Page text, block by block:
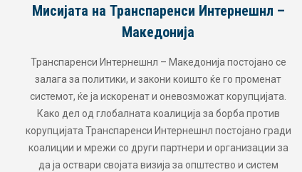
Мисијата на Транспаренси Интернешнл –
Македонија
Транспаренси Интернешнл – Македонија постојано се
залага за политики, и закони коишто ќе го променат
системот, ќе ја искоренат и оневозможат корупцијата.
Како дел од глобалната коалиција за борба против
корупцијата Транспаренси Интернешнл постојано гради
коалиции и мрежи со други партнери и организации за
да ја оствари својата визија за општество и систем